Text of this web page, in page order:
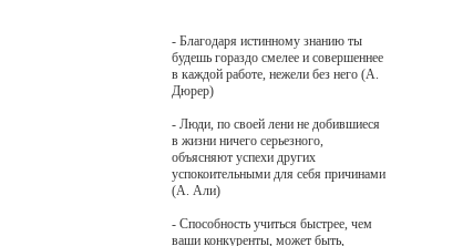
- Благодаря истинному знанию ты
будешь гораздо смелее и совершеннее
в каждой работе, нежели без него (А.
Дюрер)
- Люди, по своей лени не добившиеся
в жизни ничего серьезного,
объясняют успехи других
успокоительными для себя причинами
(А. Али)
- Способность учиться быстрее, чем
ваши конкуренты, может быть,